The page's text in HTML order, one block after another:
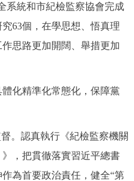
系統和市紀檢監察協會完成
63個，在學思想、悟真理
思路更加開闊、舉措更加
化精準化常態化，保障黨
。認真執行《紀檢監察機關
，把貫徹落實習近平總書
為首要政治責任，健全“第